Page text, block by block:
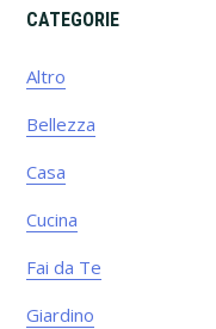
Primary
Sidebar
CATEGORIE
Altro
Bellezza
Casa
Cucina
Fai da Te
Giardino